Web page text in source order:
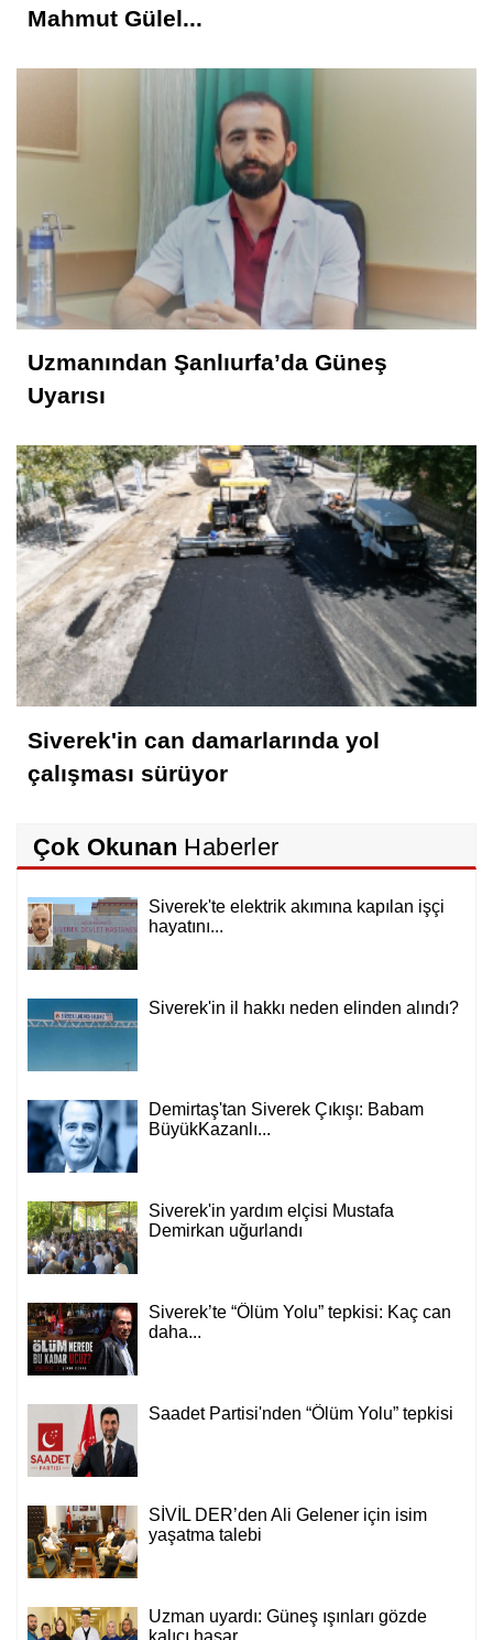
Mahmut Gülel...
Uzmanından Şanlıurfa’da Güneş
Uyarısı
Siverek'in can damarlarında yol
çalışması sürüyor
Çok Okunan Haberler
Siverek'te elektrik akımına kapılan işçi
hayatını...
Siverek'in il hakkı neden elinden alındı?
Demirtaş'tan Siverek Çıkışı: Babam
BüyükKazanlı...
Siverek'in yardım elçisi Mustafa
Demirkan uğurlandı
Siverek’te “Ölüm Yolu” tepkisi: Kaç can
daha...
Saadet Partisi'nden “Ölüm Yolu” tepkisi
SİVİL DER’den Ali Gelener için isim
yaşatma talebi
Uzman uyardı: Güneş ışınları gözde
kalıcı hasar...